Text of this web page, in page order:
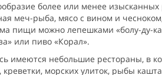
более или менее
меч-рыба, мясо с вином и
пищи можно лепешками «болу-ду-
или пиво «Корал».
имеются небольшие рестораны, в
морских улиток, рыбы